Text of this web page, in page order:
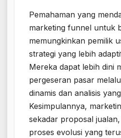
Pemahaman yang
marketing funnel untuk
memungkinkan pemilik
strategi yang lebih
Mereka dapat lebih dini
pergeseran pasar
dinamis dan analisis
Kesimpulannya,
sekadar proposal
proses evolusi yang